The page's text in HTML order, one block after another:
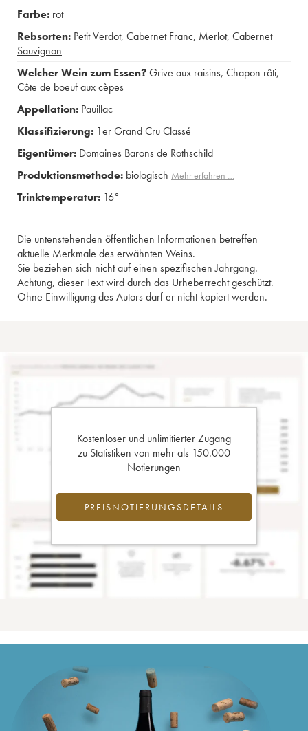
Farbe: rot
Rebsorten: Petit Verdot, Cabernet Franc, Merlot, Cabernet
Sauvignon
Welcher Wein zum Essen?Grive aux raisins, Chapon rôti,
Côte de boeuf aux cèpes
Appellation: Pauillac
Klassifizierung: 1er Grand Cru Classé
Eigentümer: Domaines Barons de Rothschild
Produktionsmethode: biologisch Mehr erfahren …
Trinktemperatur: 16°
Die untenstehenden öffentlichen Informationen betreffen
aktuelle Merkmale des erwähnten Weins.
Sie beziehen sich nicht auf einen spezifischen Jahrgang.
Achtung, dieser Text wird durch das Urheberrecht geschützt.
Ohne Einwilligung des Autors darf er nicht kopiert werden.
Kostenloser und unlimitierter Zugang
zu Statistiken von mehr als 150.000
Notierungen
PREISNOTIERUNGSDETAILS